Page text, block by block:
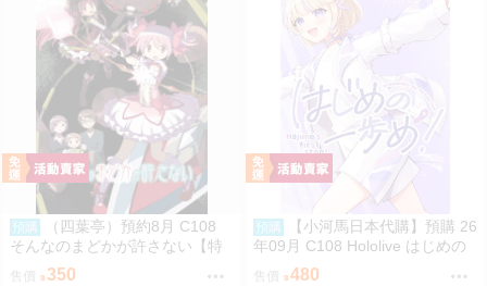
預購
（四葉亭）預約8月 C108
そんなのまどかが許さない【特
典付】 ゲッチュんち
售價 350
預購
【小河馬日本代購】預購 26
年09月 C108 Hololive はじめの
一歩め! 繪師:阿古わざき
售價 480